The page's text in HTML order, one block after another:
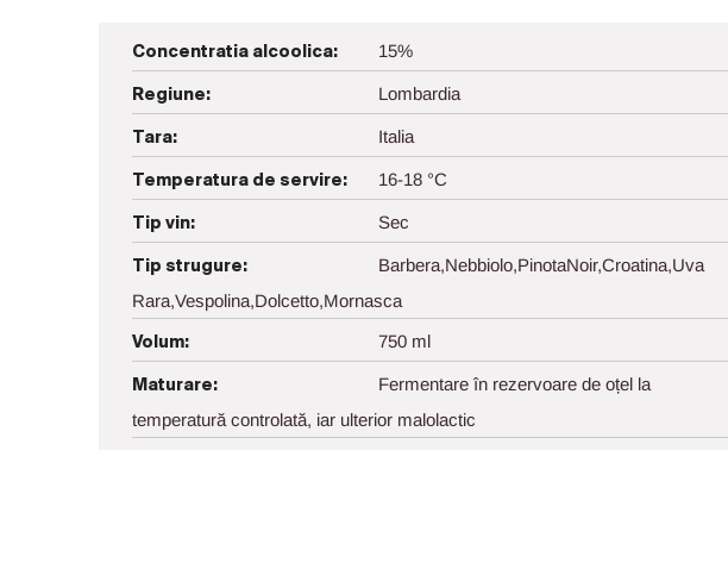
Concentratia alcoolica: 15%
Regiune: Lombardia
Tara: Italia
Temperatura de servire: 16-18 °C
Tip vin: Sec
Tip strugure:
Barbera,Nebbiolo,PinotaNoir,Croatina,Uva
Rara,Vespolina,Dolcetto,Mornasca
Volum: 750 ml
Maturare:
Fermentare în rezervoare de oțel la
temperatură controlată, iar ulterior malolactic